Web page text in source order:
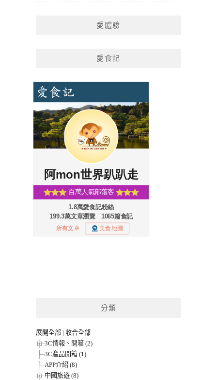
愛體驗
愛食記
分類
展開全部 | 收合全部
3C情報、開箱 (2)
3C產品開箱 (1)
APP介紹 (8)
中國旅遊 (8)